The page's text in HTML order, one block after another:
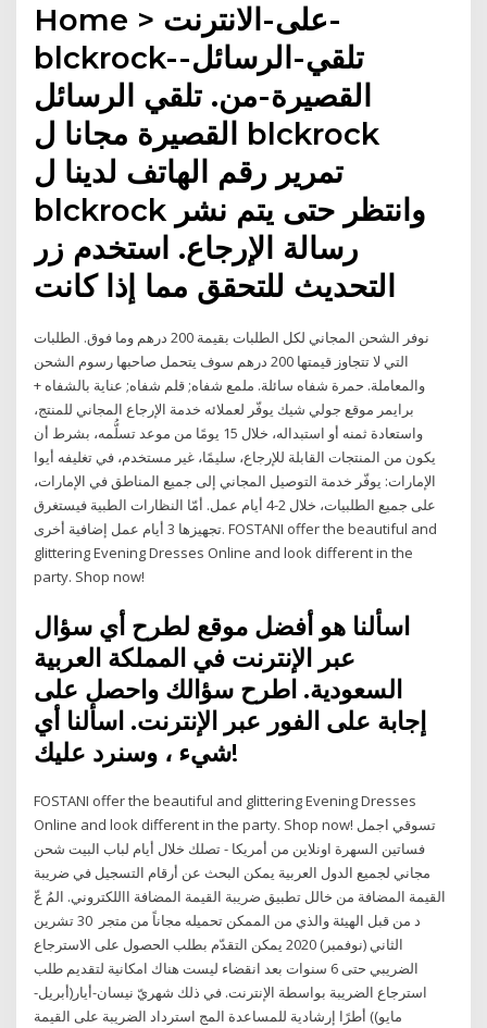
Home > على-الانترنت-
blckrock-تلقي-الرسائل-
القصيرة-من. تلقي الرسائل
القصيرة مجانا ل blckrock
تمرير رقم الهاتف لدينا ل
blckrock وانتظر حتى يتم نشر
رسالة الإرجاع. استخدم زر
التحديث للتحقق مما إذا كانت
نوفر الشحن المجاني لكل الطلبات بقيمة 200 درهم وما فوق. الطلبات
التي لا تتجاوز قيمتها 200 درهم سوف يتحمل صاحبها رسوم الشحن
والمعاملة. حمرة شفاه سائلة. ملمع شفاه; قلم شفاه; عناية بالشفاه +
برايمر موقع جولي شيك يوفّر لعملائه خدمة الإرجاع المجاني للمنتج،
واستعادة ثمنه أو استبداله، خلال 15 يومًا من موعد تسلُّمه، بشرط أن
يكون من المنتجات القابلة للإرجاع، سليمًا، غير مستخدم، في تغليفه أيوا
الإمارات: يوفّر خدمة التوصيل المجاني إلى جميع المناطق في الإمارات،
على جميع الطلبيات، خلال 2-4 أيام عمل. أمّا النظارات الطبية فيستغرق
تجهيزها 3 أيام عمل إضافية أخرى. FOSTANI offer the beautiful and
glittering Evening Dresses Online and look different in the
party. Shop now!
اسألنا هو أفضل موقع لطرح أي سؤال
عبر الإنترنت في المملكة العربية
السعودية. اطرح سؤالك واحصل على
إجابة على الفور عبر الإنترنت. اسألنا أي
شيء ، وسنرد عليك!
FOSTANI offer the beautiful and glittering Evening Dresses
Online and look different in the party. Shop now! تسوقي اجمل
فساتين السهرة اونلاين من أمريكا - تصلك خلال أيام لباب البيت شحن
مجاني لجميع الدول العربية يمكن البحث عن أرقام التسجيل في ضريبة
القيمة المضافة من خالل تطبيق ضريبة القيمة المضافة االلكتروني. المُ عّ
د من قبل الهيئة والذي من الممكن تحميله مجاناً من متجر 30 تشرين
الثاني (نوفمبر) 2020 يمكن التقدّم بطلب الحصول على الاسترجاع
الضريبي حتى 6 سنوات بعد انقضاء ليست هناك امكانية لتقديم طلب
استرجاع الضريبة بواسطة الإنترنت. في ذلك شهريّ نيسان-أيار(أبريل-
مايو)) أطرًا إرشادية للمساعدة المج استرداد الضريبة على القيمة